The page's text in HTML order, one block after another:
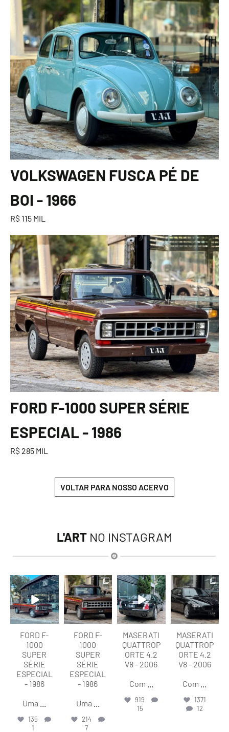
VOLKSWAGEN FUSCA PÉ DE
BOI - 1966
R$ 115 MIL
FORD F-1000 SUPER SÉRIE
ESPECIAL - 1986
R$ 285 MIL
VOLTAR PARA NOSSO ACERVO
L'ART NO INSTAGRAM
lart.br
Ago 7
FORD F-
1000
SUPER
SÉRIE
ESPECIAL
- 1986
Uma
135
1
lart.br
Ago 7
FORD F-
1000
SUPER
SÉRIE
ESPECIAL
- 1986
Uma
214
7
lart.br
Ago 6
MASERATI
QUATTROP
ORTE 4.2
V8 - 2006
Com
919
15
lart.br
Ago 6
MASERATI
QUATTROP
ORTE 4.2
V8 - 2006
Com
1371
12